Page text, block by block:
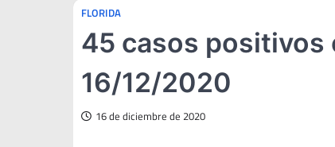
FLORIDA
45 casos positivos
16/12/2020
16 de diciembre de 2020